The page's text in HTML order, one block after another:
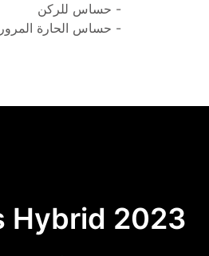
- حساس للركن
- حساس الحارة
Hybrid 2023